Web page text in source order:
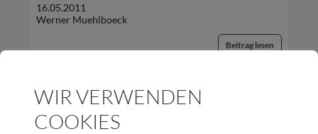
16.05.2011
Werner Muehlboeck
Beitrag lesen
WIR VERWENDEN
COOKIES